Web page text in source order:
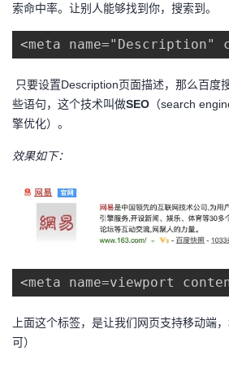
索命中率。让别人能够找到你，搜索到。
<meta name="Description"
只要设置Description页面描述，那么百度
些语句，这个技术叫做SEO （search
擎优化）。
效果如下：
<meta name=viewport
上面这个标签，是让我们网页支持移动端
可）